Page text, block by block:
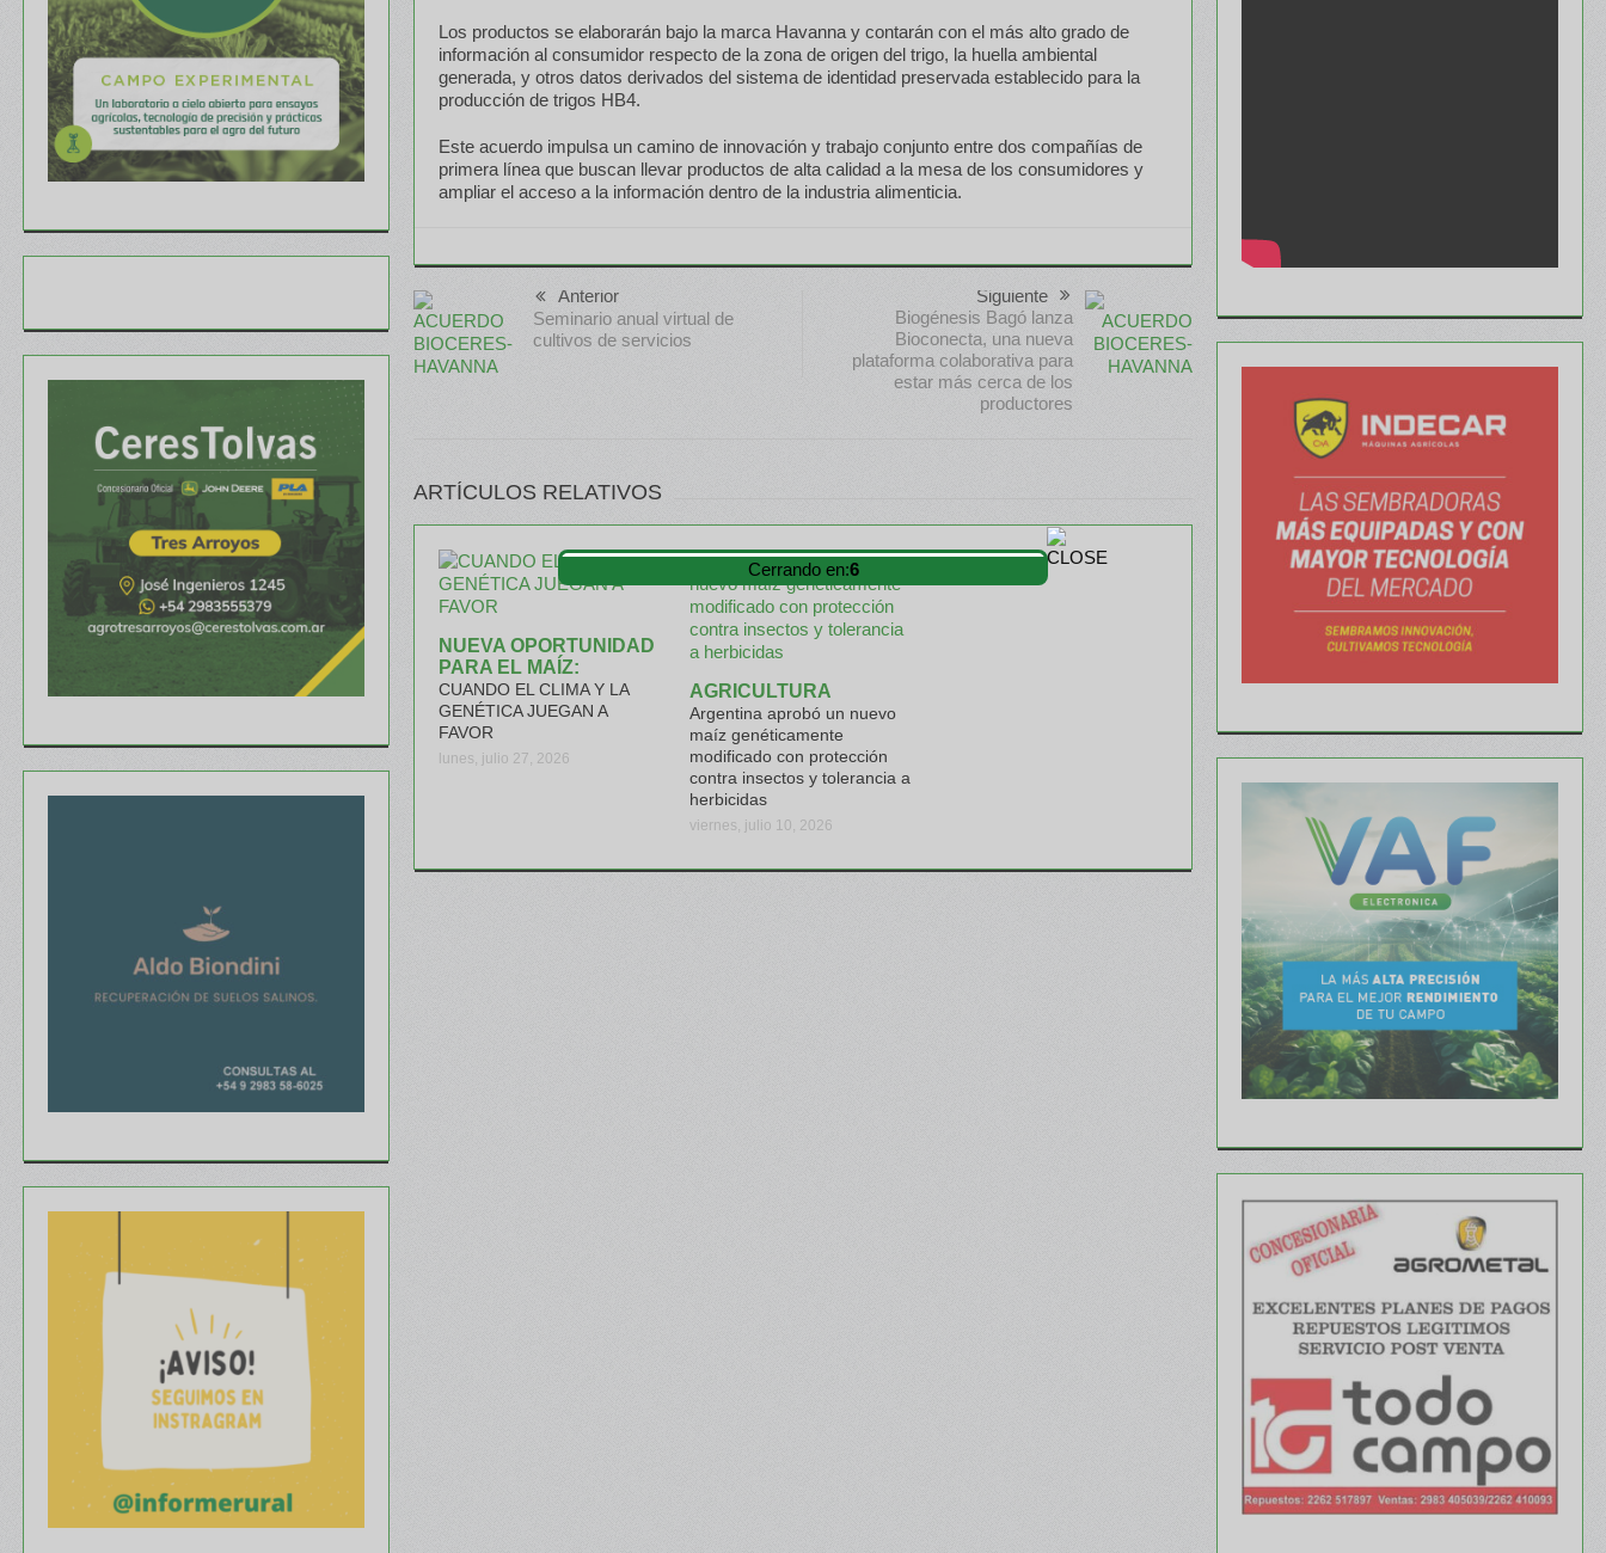
Los productos se elaborarán bajo la marca Havanna y contarán con el más alto grado de
información al consumidor respecto de la zona de origen del trigo, la huella ambiental
generada, y otros datos derivados del sistema de identidad preservada establecido para la
producción de trigos HB4.
Este acuerdo impulsa un camino de innovación y trabajo conjunto entre dos compañías de
primera línea que buscan llevar productos de alta calidad a la mesa de los consumidores y
ampliar el acceso a la información dentro de la industria alimenticia.
Anterior
Seminario anual virtual de
cultivos de servicios
Siguiente
Biogénesis Bagó lanza
Bioconecta, una nueva
plataforma colaborativa para
estar más cerca de los
productores
ARTÍCULOS RELATIVOS
NUEVA OPORTUNIDAD
PARA EL MAÍZ:
CUANDO EL CLIMA Y LA
GENÉTICA JUEGAN A
FAVOR
lunes, julio 27, 2026
AGRICULTURA
Argentina aprobó un nuevo
maíz genéticamente
modificado con protección
contra insectos y tolerancia a
herbicidas
viernes, julio 10, 2026
Cerrando en:4